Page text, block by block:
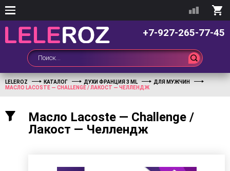
+7-927-265-77-45
LELEROZ КАТАЛОГ ДУХИ ФРАНЦИЯ 3 ML
ДЛЯ МУЖЧИН
МАСЛО LACOSTE — CHALLENGE / ЛАКОСТ — ЧЕЛЛЕНДЖ
Масло Lacoste — Challenge /
Лакост — Челлендж